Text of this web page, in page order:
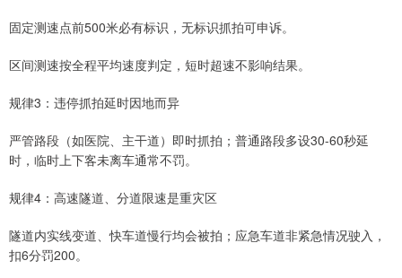
固定测速点前500米必有标识，无标识抓拍可申诉。
区间测速按全程平均速度判定，短时超速不影响结果。
规律3：违停抓拍延时因地而异
严管路段（如医院、主干道）即时抓拍；普通路段多设30-60秒延
时，临时上下客未离车通常不罚。
规律4：高速隧道、分道限速是重灾区
隧道内实线变道、快车道慢行均会被拍；应急车道非紧急情况驶入，
扣6分罚200。